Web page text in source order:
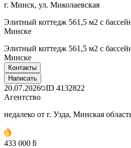
г. Минск, ул. Миколаевская
Элитный коттедж 561,5 м2 с
Минске
Элитный коттедж 561,5 м2 с
Минске
Контакты
Написать
20.07.2026 ID 4132822
Агентство
недалеко от г. Узда, Минская
433 000 ƃ